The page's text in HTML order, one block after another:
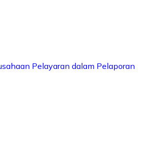
Pelayaran dalam Pelaporan